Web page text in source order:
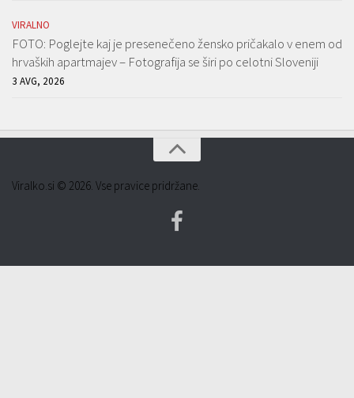
VIRALNO
FOTO: Poglejte kaj je presenečeno žensko pričakalo v enem od
hrvaških apartmajev – Fotografija se širi po celotni Sloveniji
3 AVG, 2026
Viralko.si © 2026. Vse pravice pridržane.